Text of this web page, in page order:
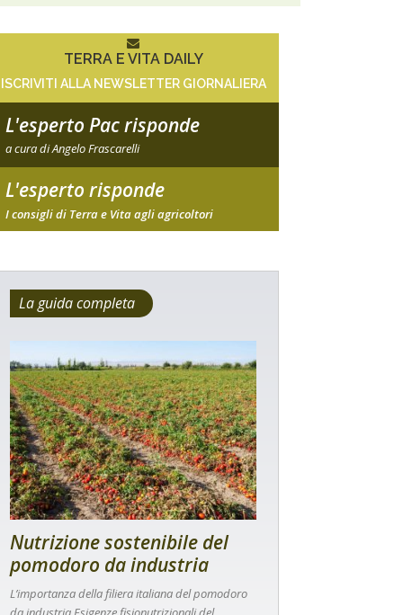
TERRA E VITA DAILY
ISCRIVITI ALLA NEWSLETTER GIORNALIERA
L'esperto Pac risponde
a cura di Angelo Frascarelli
L'esperto risponde
I consigli di Terra e Vita agli agricoltori
La guida completa
Nutrizione sostenibile del
pomodoro da industria
L’importanza della filiera italiana del pomodoro